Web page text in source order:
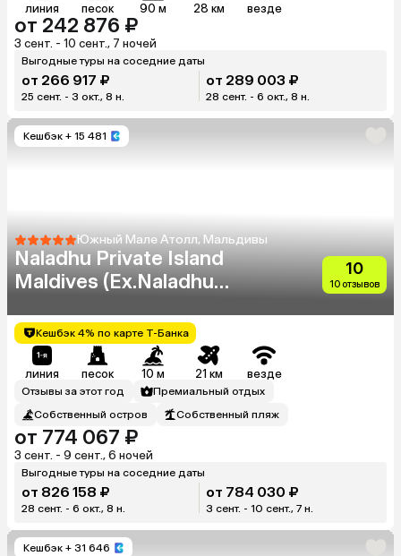
линия песок 90 м 28 км везде
от 242 876 ₽
3 сент. - 10 сент., 7 ночей
Выгодные туры на соседние даты
от 266 917 ₽
25 сент. - 3 окт., 8 н.
от 289 003 ₽
28 сент. - 6 окт., 8 н.
Кешбэк + 15 481
Южный Мале Атолл, Мальдивы
Naladhu Private Island
Maldives (Ex.Naladhu
10
10 отзывов
Кешбэк 4% по карте Т-Банка
линия песок 10 м 21 км везде
Отзывы за этот год
Премиальный отдых
Собственный остров
Собственный пляж
от 774 067 ₽
3 сент. - 9 сент., 6 ночей
Выгодные туры на соседние даты
от 826 158 ₽
28 сент. - 6 окт., 8 н.
от 784 030 ₽
3 сент. - 10 сент., 7 н.
Кешбэк + 31 646